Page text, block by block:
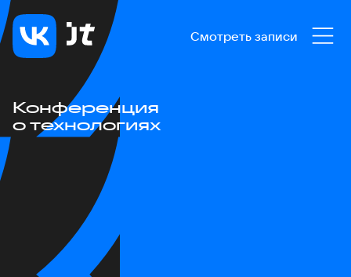
Смотреть записи
Конференция
о технологиях